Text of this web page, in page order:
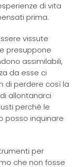
di vita
prima.
vissute
presuppone
assimilabili,
da esse ci
di perdere così la
allontanarci
perché le
posso inquinare
per
che non fosse